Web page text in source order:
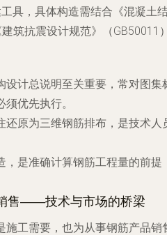
工具，具体构造需结合《混凝土
筑抗震设计规范》（GB50011
设计总说明至关重要，常对图集
优先执行。
还原为三维钢筋排布，是技术人
，是准确计算钢筋工程量的前提
售——技术与市场的桥梁
施工需要，也为从事钢筋产品销